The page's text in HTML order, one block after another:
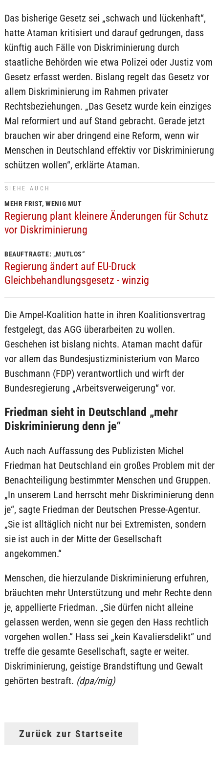
Das bisherige Gesetz sei „schwach und lückenhaft“,
hatte Ataman kritisiert und darauf gedrungen, dass
künftig auch Fälle von Diskriminierung durch
staatliche Behörden wie etwa Polizei oder Justiz vom
Gesetz erfasst werden. Bislang regelt das Gesetz vor
allem Diskriminierung im Rahmen privater
Rechtsbeziehungen. „Das Gesetz wurde kein einziges
Mal reformiert und auf Stand gebracht. Gerade jetzt
brauchen wir aber dringend eine Reform, wenn wir
Menschen in Deutschland effektiv vor Diskriminierung
schützen wollen“, erklärte Ataman.
SIEHE AUCH
MEHR FRIST, WENIG MUT
Regierung plant kleinere Änderungen für Schutz
vor Diskriminierung
BEAUFTRAGTE: „MUTLOS“
Regierung ändert auf EU-Druck
Gleichbehandlungsgesetz - winzig
Die Ampel-Koalition hatte in ihren Koalitionsvertrag
festgelegt, das AGG überarbeiten zu wollen.
Geschehen ist bislang nichts. Ataman macht dafür
vor allem das Bundesjustizministerium von Marco
Buschmann (FDP) verantwortlich und wirft der
Bundesregierung „Arbeitsverweigerung“ vor.
Friedman sieht in Deutschland „mehr
Diskriminierung denn je“
Auch nach Auffassung des Publizisten Michel
Friedman hat Deutschland ein großes Problem mit der
Benachteiligung bestimmter Menschen und Gruppen.
„In unserem Land herrscht mehr Diskriminierung denn
je“, sagte Friedman der Deutschen Presse-Agentur.
„Sie ist alltäglich nicht nur bei Extremisten, sondern
sie ist auch in der Mitte der Gesellschaft
angekommen.“
Menschen, die hierzulande Diskriminierung erfuhren,
bräuchten mehr Unterstützung und mehr Rechte denn
je, appellierte Friedman. „Sie dürfen nicht alleine
gelassen werden, wenn sie gegen den Hass rechtlich
vorgehen wollen.“ Hass sei „kein Kavaliersdelikt“ und
treffe die gesamte Gesellschaft, sagte er weiter.
Diskriminierung, geistige Brandstiftung und Gewalt
gehörten bestraft. (dpa/mig)
Zurück zur Startseite